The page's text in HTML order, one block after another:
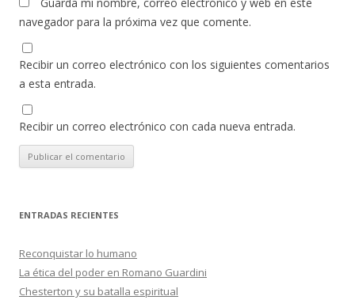
Guarda mi nombre, correo electrónico y web en este
navegador para la próxima vez que comente.
Recibir un correo electrónico con los siguientes comentarios
a esta entrada.
Recibir un correo electrónico con cada nueva entrada.
ENTRADAS RECIENTES
Reconquistar lo humano
La ética del poder en Romano Guardini
Chesterton y su batalla espiritual